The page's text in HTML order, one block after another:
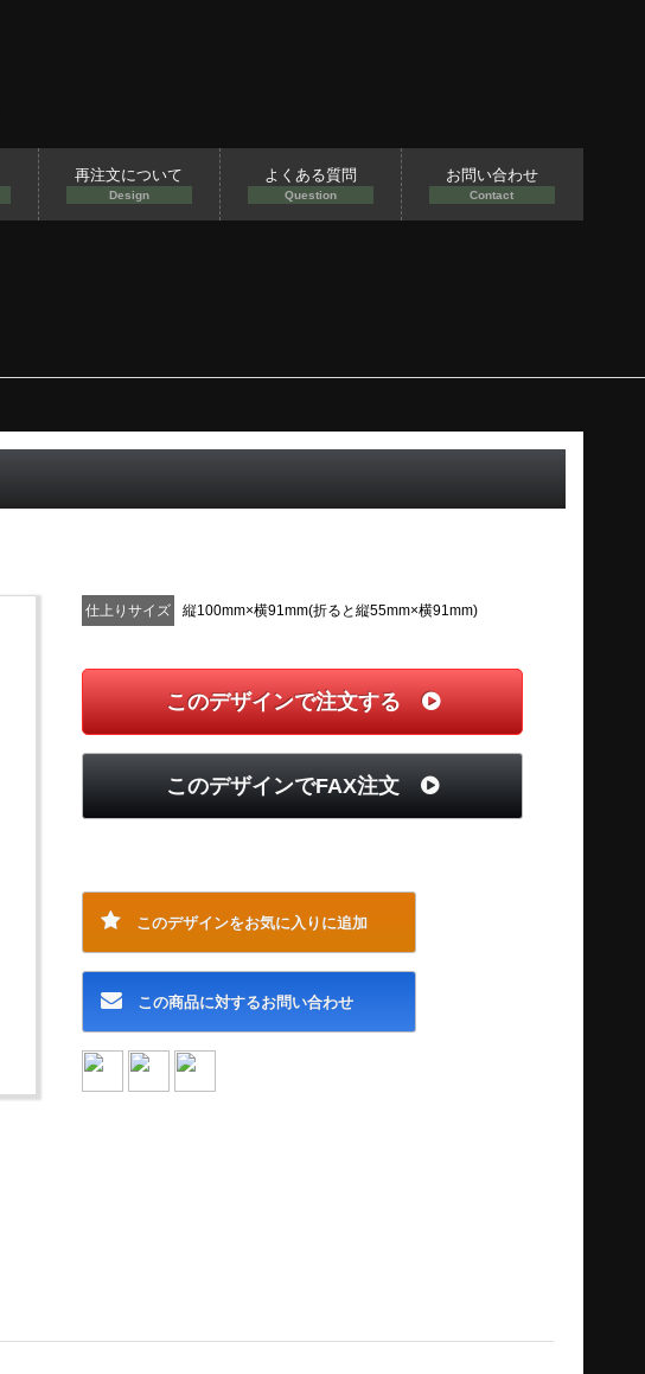
再注文について
Design
よくある質問
Question
お問い合わせ
Contact
仕上りサイズ 縦100mm×横91mm(折ると縦55mm×横91mm)
このデザインで注文する
このデザインでFAX注文
このデザインをお気に入りに追加
この商品に対するお問い合わせ